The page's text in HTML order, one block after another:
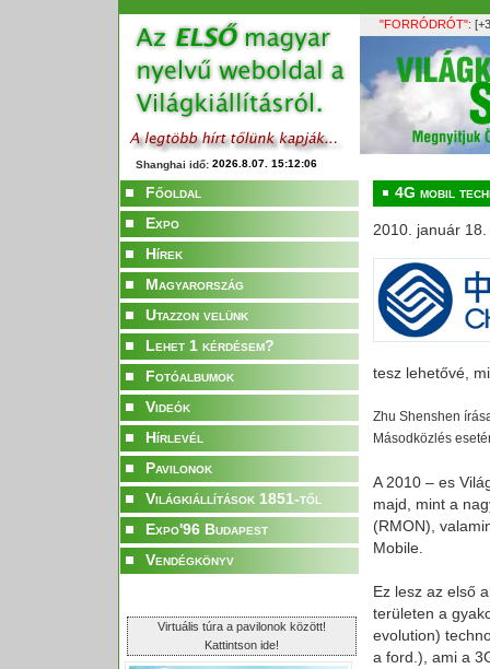
"FORRÓDRÓT":
Shanghai idő:
Főoldal
Expo
Hírek
Magyarország
Utazzon velünk
Lehet 1 kérdésem?
Fotóalbumok
Videók
Hírlevél
Pavilonok
Világkiállítások 1851-től
Expo'96 Budapest
Vendégkönyv
Virtuális túra a pavilonok között!
Kattintson ide!
4G mobil
2010. január 18.
tesz lehetővé,
Zhu Shenshen
Másodközlés
A 2010 – es
majd, mint a
(RMON),
Mobile.
Ez lesz az első
területen a
evolution)
a ford.), ami a